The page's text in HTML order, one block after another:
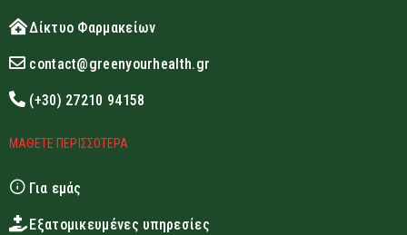
Δίκτυο Φαρμακείων
contact@greenyourhealth.gr
(+30) 27210 94158
ΜΑΘΕΤΕ ΠΕΡΙΣΣΟΤΕΡΑ
Για εμάς
Εξατομικευμένες υπηρεσίες